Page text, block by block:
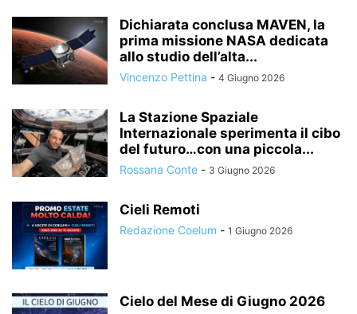
Dichiarata conclusa MAVEN, la
prima missione NASA dedicata
allo studio dell’alta...
Vincenzo Pettina - 4 Giugno 2026
La Stazione Spaziale
Internazionale sperimenta il cibo
del futuro…con una piccola...
Rossana Conte - 3 Giugno 2026
Cieli Remoti
Redazione Coelum - 1 Giugno 2026
Cielo del Mese di Giugno 2026